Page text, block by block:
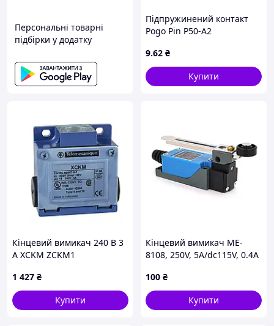
Персональні товарні
підбірки у додатку
Підпружинений контакт
Pogo Pin P50-A2
9.62 ₴
Купити
Кінцевий вимикач 240 В 3
А XCKM ZCKM1
вимикач для обладнання
1 427 ₴
Купити
Кінцевий вимикач ME-
8108, 250V, 5A/dc115V, 0.4A
100 ₴
Купити